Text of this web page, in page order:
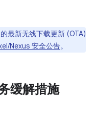
最新无线下载更新 (OTA)
Nexus 安全公告。
缓解措施